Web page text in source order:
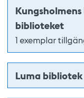
biblioteket
1 exemplar
Luma bibliotek